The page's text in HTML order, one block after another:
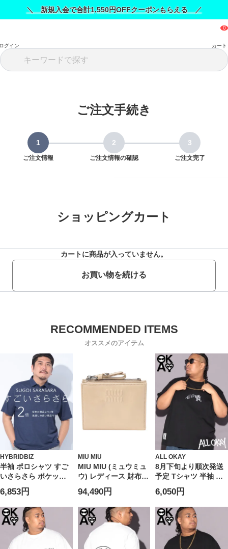
＼ 新規入会で合計1,550円OFFクーポンもらえる ／
グイン カート
ご注文手続き
ご注文情報 ご注文情報の確認 ご注文完了
ショッピングカート
カートに商品が入っていません。
お買い物を続ける
オススメのアイテム
HYBRIDBIZ
半袖 ポロシャツ すご
いさらさら ポケット
トップス 無地 涼しい
春 夏 大きいサイズ メ
ンズ ビジネス
6,853円
MIU MIU
MIU MIU (ミュウミュ
ウ) レディース 財布
シワ加工 シャインレ
ザー 二つ折り ウォレ
ット
MIU5ML0502A44
94,490円
ALL OKAY
8月下旬より順次発送
予定 Tシャツ 半袖 メ
ンズ 大きいサイズ フ
ロント刺繍×バックプ
リント クルーネック
カットソー トップス
Tシャツ ストリート
カジュアル プリント
シャツ クルー コット
6,050円